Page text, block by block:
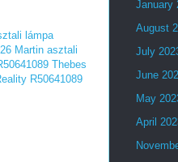
lámpa
Martin asztali
Thebes
R50641089
January
August
July
June
May
April